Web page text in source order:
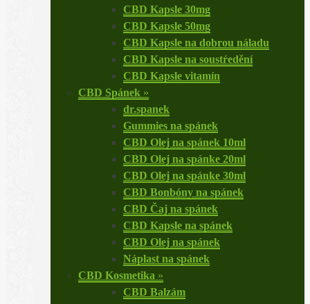
CBD Kapsle 30mg
CBD Kapsle 50mg
CBD Kapsle na dobrou náladu
CBD Kapsle na soustŕedění
CBD Kapsle vitamín
CBD Spánek »
dr.spanek
Gummies na spánek
CBD Olej na spánek 10ml
CBD Olej na spánke 20ml
CBD Olej na spánke 30ml
CBD Bonbóny na spánek
CBD Čaj na spánek
CBD Kapsle na spánek
CBD Olej na spánek
Náplast na spánek
CBD Kosmetika »
CBD Balzám